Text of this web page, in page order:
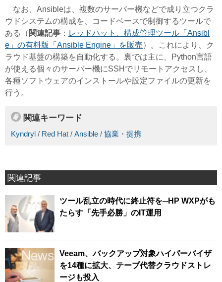
なお、Ansibleは、複数のサーバー機などで成り立つクラ
ウドシステムの構成を、コードベースで制御するツールで
ある（ 関連記事 ： レッドハット、構成管理ツール「Ansibl
e」の有料版「Ansible Engine」を販売）。これにより、ク
ラウド基盤の構築を自動化する。裏では主に、Python言語
が使える個々のサーバー機にSSHでリモートアクセスし、
各種ソフトウェアのインストールや設定ファイルの更新を
行う。
関連キーワード
Kyndryl / Red Hat / Ansible / 協業・提携
関連記事
ツール乱立の時代に終止符を─HP WXPがも
たらす「先手必勝」のIT運用
Veeam、バックアップ対象ハイパーバイザ
を14種に拡大、テープ代替クラウドストレ
ージも投入